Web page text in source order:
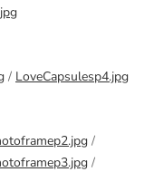
/ LoveCapsulesp4.jpg
/
/